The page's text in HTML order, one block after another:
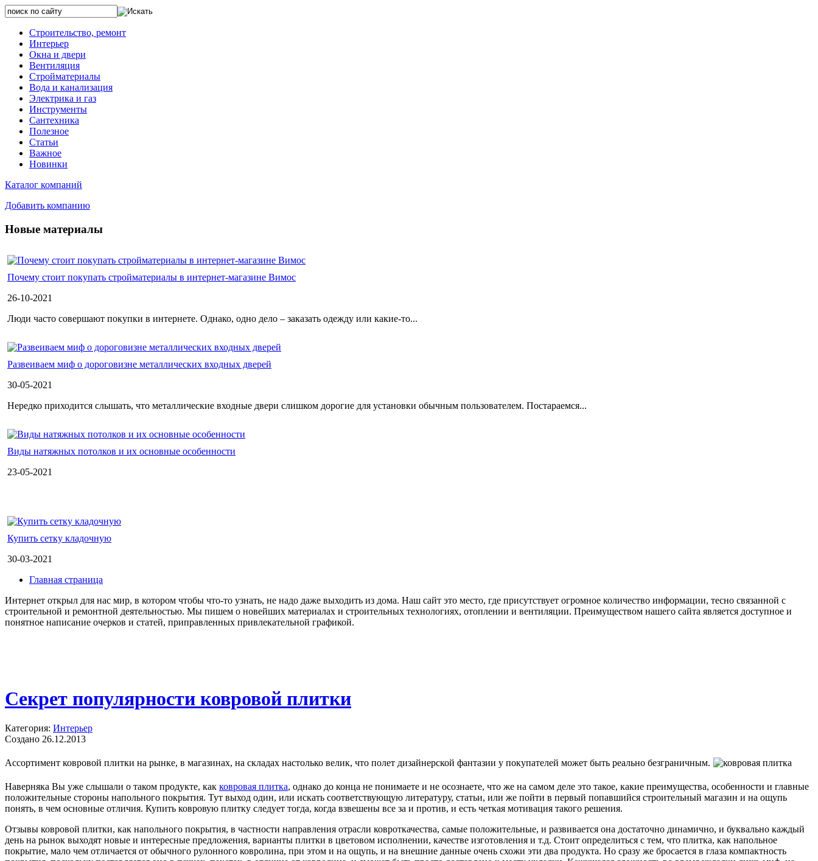
Строительство, ремонт
Интерьер
Окна и двери
Вентиляция
Стройматериалы
Вода и канализация
Электрика и газ
Инструменты
Сантехника
Полезное
Статьи
Важное
Новинки
Каталог компаний
Добавить компанию
Новые материалы
Почему стоит покупать стройматериалы в интернет-магазине Вимос
26-10-2021
Люди часто совершают покупки в интернете. Однако, одно дело – заказать одежду или какие-то...
Развеиваем миф о дороговизне металлических входных дверей
30-05-2021
Нередко приходится слышать, что металлические входные двери слишком дорогие для установки обычным пользователем. Постараемся...
Виды натяжных потолков и их основные особенности
23-05-2021
Купить сетку кладочную
30-03-2021
Главная страница
Интернет открыл для нас мир, в котором чтобы что-то узнать, не надо даже выходить из дома. Наш сайт это место, где присутствует огромное количество информации, тесно связанной с
строительной и ремонтной деятельностью. Мы пишем о новейших материалах и строительных технологиях, отоплении и вентиляции. Преимуществом нашего сайта является доступное и
понятное написание очерков и статей, приправленных привлекательной графикой.
Секрет популярности ковровой плитки
Категория: Интерьер
Создано 26.12.2013
Ассортимент ковровой плитки на рынке, в магазинах, на складах настолько велик, что полет дизайнерской фантазии у покупателей может быть реально безграничным.
Наверняка Вы уже слышали о таком продукте, как ковровая плитка, однако до конца не понимаете и не осознаете, что же на самом деле это такое, какие преимущества, особенности и главные
положительные стороны напольного покрытия. Тут выход один, или искать соответствующую литературу, статьи, или же пойти в первый попавшийся строительный магазин и на ощупь
понять, в чем основные отличия. Купить ковровую плитку следует тогда, когда взвешены все за и против, и есть четкая мотивация такого решения.
Отзывы ковровой плитки, как напольного покрытия, в частности направления отрасли ковроткачества, самые положительные, и развивается она достаточно динамично, и буквально каждый
день на рынок выходят новые и интересные предложения, варианты плитки в цветовом исполнении, качестве изготовления и т.д. Стоит определиться с тем, что плитка, как напольное
покрытие, мало чем отличается от обычного рулонного ковролина, при этом и на ощупь, и на внешние данные очень схожи эти два продукта. Но сразу же бросается в глаза компактность